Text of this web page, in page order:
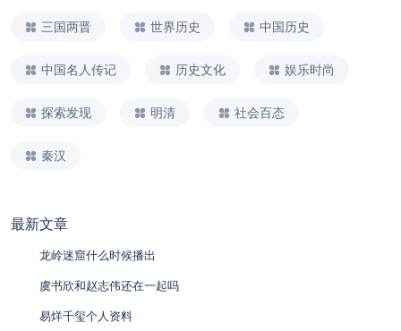
三国两晋 世界历史 中国历史
中国名人传记 历史文化 娱乐时尚
探索发现 明清 社会百态
秦汉
最新文章
龙岭迷窟什么时候播出
虞书欣和赵志伟还在一起吗
易烊千玺个人资料